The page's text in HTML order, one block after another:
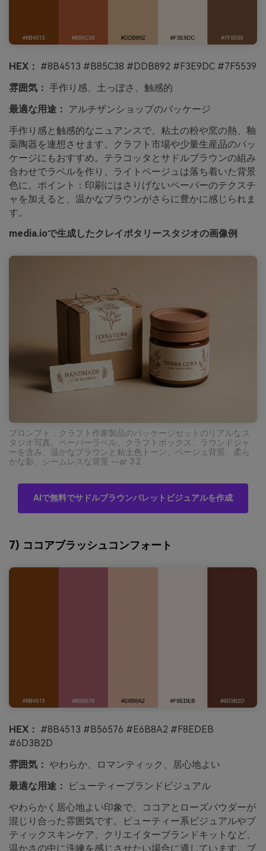
HEX： #8B4513 #B85C38 #DDB892 #F3E9DC #7F5539
雰囲気： 手作り感、土っぽさ、触感的
最適な用途： アルチザンショップのパッケージ
手作り感と触感的なニュアンスで、粘土の粉や窯の熱、釉
薬陶器を連想させます。クラフト市場や少量生産品のパッ
ケージにもおすすめ。テラコッタとサドルブラウンの組み
合わせでラベルを作り、ライトベージュは落ち着いた背景
色に。ポイント：印刷にはさりげないペーパーのテクスチ
ャを加えると、温かなブラウンがさらに豊かに感じられま
す。
media.ioで生成したクレイポタリースタジオの画像例
プロンプト：クラフト作家製品のパッケージセットのリアルなス
タジオ写真。ペーパーラベル、クラフトボックス、ラウンドジャ
ーを含み、温かなブラウンと粘土色トーン、ベージュ背景、柔ら
かな影、シームレスな背景 --ar 3:2
AIで無料でサドルブラウンパレットビジュアルを作成
7) ココアブラッシュコンフォート
HEX： #8B4513 #B56576 #E6B8A2 #F8EDEB
#6D3B2D
雰囲気： やわらか、ロマンティック、居心地よい
最適な用途：
ビューティーブランドビジュアル
やわらかく居心地よい印象で、ココアとローズパウダーが
混じり合った雰囲気です。ビューティー系ビジュアルやブ
ティックスキンケア、クリエイターブランドキットなど、
温かさの中に洗練を感じさせたい場合に適しています。ブ